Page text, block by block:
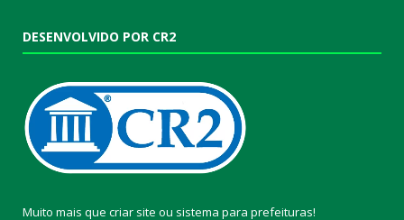
DESENVOLVIDO POR CR2
Muito mais que criar site ou sistema para prefeituras!